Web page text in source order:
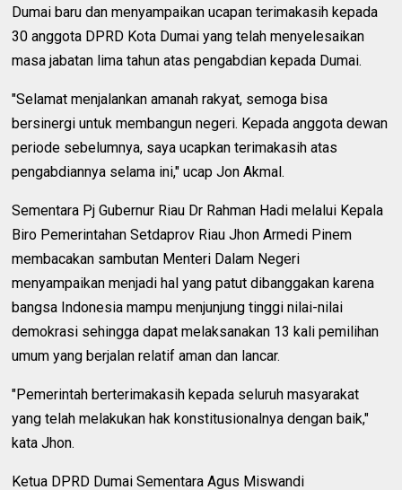
Dumai baru dan menyampaikan ucapan terimakasih kepada
30 anggota DPRD Kota Dumai yang telah menyelesaikan
masa jabatan lima tahun atas pengabdian kepada Dumai.
"Selamat menjalankan amanah rakyat, semoga bisa
bersinergi untuk membangun negeri. Kepada anggota dewan
periode sebelumnya, saya ucapkan terimakasih atas
pengabdiannya selama ini," ucap Jon Akmal.
Sementara Pj Gubernur Riau Dr Rahman Hadi melalui Kepala
Biro Pemerintahan Setdaprov Riau Jhon Armedi Pinem
membacakan sambutan Menteri Dalam Negeri
menyampaikan menjadi hal yang patut dibanggakan karena
bangsa Indonesia mampu menjunjung tinggi nilai-nilai
demokrasi sehingga dapat melaksanakan 13 kali pemilihan
umum yang berjalan relatif aman dan lancar.
"Pemerintah berterimakasih kepada seluruh masyarakat
yang telah melakukan hak konstitusionalnya dengan baik,"
kata Jhon.
Ketua DPRD Dumai Sementara Agus Miswandi